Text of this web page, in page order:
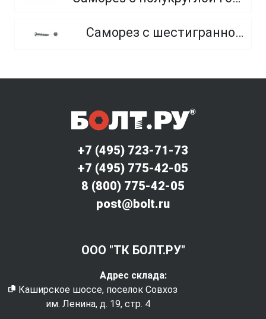
Саморез с шестигранной головкой и острым концом
+7 (495) 723-71-73
+7 (495) 775-42-05
8 (800) 775-42-05
post@bolt.ru
ООО "ТК БОЛТ.РУ"
Адрес склада:
Каширское шоссе, поселок Совхоз
им. Ленина, д. 19, стр. 4